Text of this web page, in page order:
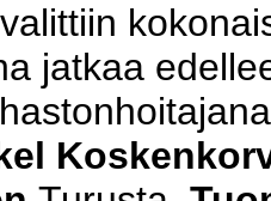
jatkaa